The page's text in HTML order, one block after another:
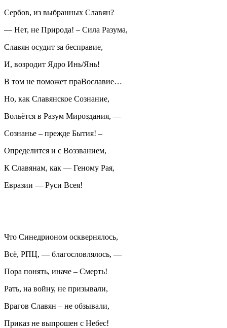
Сербов, из выбранных Славян?
— Нет, не Природа! – Сила Разума,
Славян осудит за бесправие,
И, возродит Ядро Инь/Янь!
В том не поможет праВославие…
Но, как Славянское Сознание,
Вольётся в Разум Мироздания, —
Сознанье – прежде Бытия! –
Определится и с Воззванием,
К Славянам, как — Геному Рая,
Евразии — Руси Всея!
Что Синедрионом осквернялось,
Всё, РПЦ, — благословлялось, —
Пора понять, иначе – Смерть!
Рать, на войну, не призывали,
Врагов Славян – не обзывали,
Приказ не выпрошен с Небес!